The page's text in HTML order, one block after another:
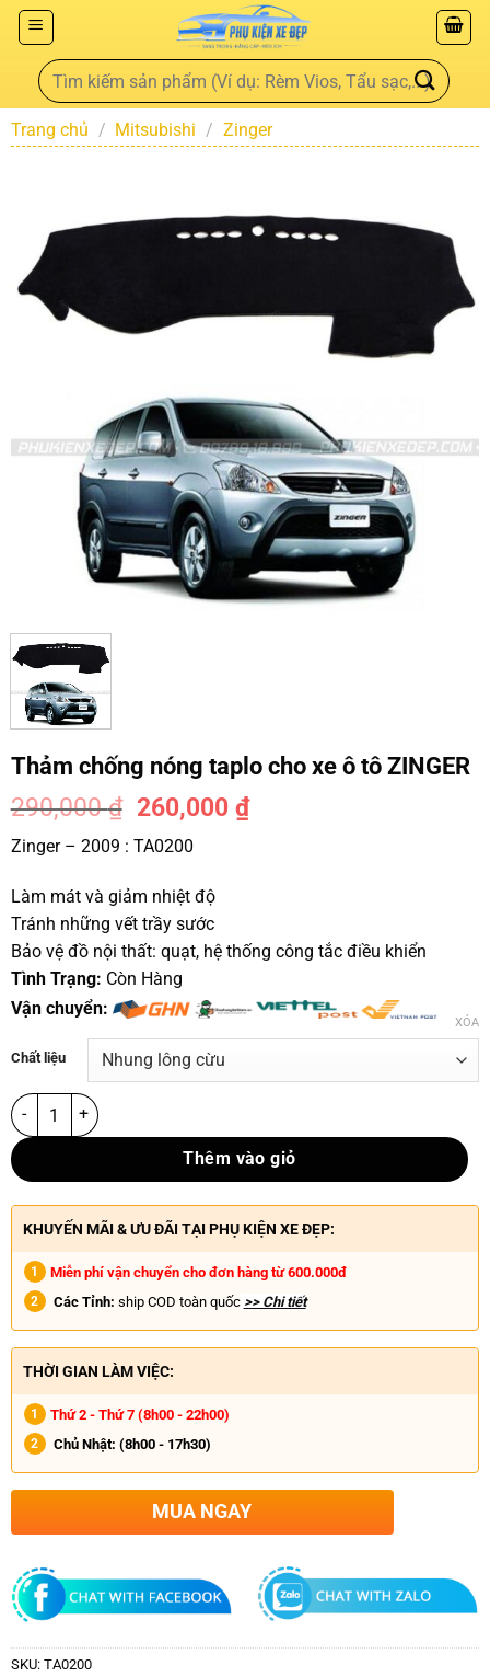
Trang chủ / Mitsubishi / Zinger
Thảm chống nóng taplo cho xe ô tô ZINGER
290,000₫ 260,000 ₫
Zinger – 2009 : TA0200
Làm mát và giảm nhiệt độ
Tránh những vết trầy sước
Bảo vệ đồ nội thất: quạt, hệ thống công tắc điều khiển
Tình Trạng: Còn Hàng
Vận chuyển:
Chất liệu
XÓA
Thêm vào giỏ
KHUYẾN MÃI & ƯU ĐÃI TẠI PHỤ KIỆN XE ĐẸP:
Miễn phí vận chuyển cho đơn hàng từ 600.000đ
Các Tỉnh: ship COD toàn quốc >> Chi tiết
THỜI GIAN LÀM VIỆC:
Thứ 2 - Thứ 7 (8h00 - 22h00)
Chủ Nhật: (8h00 - 17h30)
MUA NGAY
SKU: TA0200